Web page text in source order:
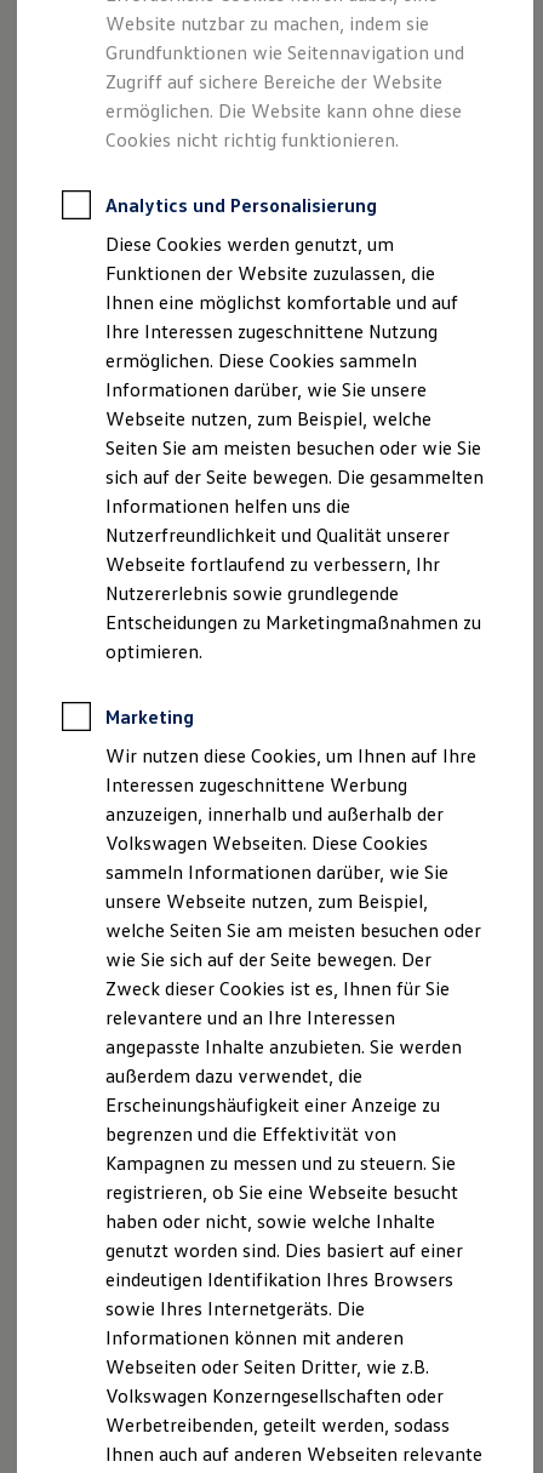
Online-Fahrzeugbewertung
Aktionen & Angebote
E-Auto-Förderung
Für Privatkunden
Für Gewerbekunden
Profi Paket
TopDeal
Zertifizierte Gebrauchtwagen
Für Privatkunden
Für Gewerbekunden
Leasing
Für Privatkunden
Für Gewerbekunden
Versicherungen & Garantien
Garantien
Kfz-Versicherung für Nutzfahrzeuge
Restschuldversicherung
Wartungsverträge
Besitzer & Service
Reparatur & Service
Sommer-Special
Reparatur, Pflege & Inspektion
Servicetermin anfragen
Service-Vorteile bei Volkswagen Nutzfahrzeuge
ServicePlus
Economy Service
Räder & Reifen Service
Ersatzfahrzeuge
Software, Konnektivität & Apps
California App
VW Connect für Ihren ID. Buzz
VW Connect für Ihren Transporter/Caravelle
VW Connect für Ihren Amarok
VW Connect für andere Modelle
Connect Pro
Fleet Interface Data
Multistop Pathfinder
Übersicht Software Updates
Hilfreiches für Besitzer
Fahrerassistenz- und Sicherheitssysteme
Kontrollleuchten
Kurzfahrprofile und Ölverdünnung
XTL-Dieselkraftstoff
Ersatzteile und Betriebsflüssigkeiten
Original Zubehör und Lifestyle Produkte
myVolkswagen
myVolkswagen Business
Elektrisch & Autonom
Elektro - & Hybridfahrzeuge
Unser Ansatz
Klimafreundlicher Strom
Reichweite & Ladelösungen
Reichweitensimulator
Ladezeitensimulator
Ladelösungen für Privatkunden
Ladelösungen für Gewerbekunden
Wallbox und Ladekabel
Förderung & Kosten der Elektrofahrzeuge
Fördermöglichkeiten für Privatkunden
Fördermöglichkeiten für Gewerbekunden
Datenschutzerklärung
Impressum
Autohaus Hans Maier GmbH
Am Kletthamer Feld 11
85435 Erding
Telefon: 08122 / 9 95 85-0
Fax: 08122 / 99585-98
E-Mail:info-erding@autohaus-maier.de
Angaben gemäß § 5 TMG:
Geschäftsführer: Hans Maier jun., Ann-Kathrin Maier
USt. ID-Nummer: DE 233 834 429
Handelsregister: München HRB 112 489
Hinweis gemäß § 36
Verbraucherstreitbeilegungsgesetz (VSBG)
Wir sind zur Teilnahme an einem
Streitbeilegungsverfahren bei folgender
Allgemeine Verbraucherschlichtungsstelle des
Zentrums für Schlichtung e.V.
Straßburger Straße 8
77694 Kehl am Rhein
www.verbraucher-schlichter.de
Zusatzangaben Versicherungsleistungen
Berufsbezeichnung: Gebundener
Versicherungsvertreter nach § 34d Abs. 4 GewO;
Bundesrepublik Deutschland
Aufsichtsbehörde: IHK für München und Oberbayern,
Balanstraße 55-59, 81541 München
Vermittlerregister**:
Register-Nr. D-LBFU-EMXSR-90
Berufsrechtliche Regelungen*:
§ 34d Gewerbeordnung (GewO)
§§ 59-68 Gesetz über den Versicherungsvertrag
(VVG)
Verordnung über die Versicherungsvermittlung
und -beratung (VersVermV)
Website nutzbar zu machen, indem sie
Grundfunktionen wie Seitennavigation und
Zugriff auf sichere Bereiche der Website
ermöglichen. Die Website kann ohne diese
Cookies nicht richtig funktionieren.
Analytics und Personalisierung
Diese Cookies werden genutzt, um
Funktionen der Website zuzulassen, die
Ihnen eine möglichst komfortable und auf
Ihre Interessen zugeschnittene Nutzung
ermöglichen. Diese Cookies sammeln
Informationen darüber, wie Sie unsere
Webseite nutzen, zum Beispiel, welche
Seiten Sie am meisten besuchen oder wie Sie
sich auf der Seite bewegen. Die gesammelten
Informationen helfen uns die
Nutzerfreundlichkeit und Qualität unserer
Webseite fortlaufend zu verbessern, Ihr
Nutzererlebnis sowie grundlegende
Entscheidungen zu Marketingmaßnahmen zu
optimieren.
Marketing
Wir nutzen diese Cookies, um Ihnen auf Ihre
Interessen zugeschnittene Werbung
anzuzeigen, innerhalb und außerhalb der
Volkswagen Webseiten. Diese Cookies
sammeln Informationen darüber, wie Sie
unsere Webseite nutzen, zum Beispiel,
welche Seiten Sie am meisten besuchen oder
wie Sie sich auf der Seite bewegen. Der
Zweck dieser Cookies ist es, Ihnen für Sie
relevantere und an Ihre Interessen
angepasste Inhalte anzubieten. Sie werden
außerdem dazu verwendet, die
Erscheinungshäufigkeit einer Anzeige zu
begrenzen und die Effektivität von
Kampagnen zu messen und zu steuern. Sie
registrieren, ob Sie eine Webseite besucht
haben oder nicht, sowie welche Inhalte
genutzt worden sind. Dies basiert auf einer
eindeutigen Identifikation Ihres Browsers
sowie Ihres Internetgeräts. Die
Informationen können mit anderen
Webseiten oder Seiten Dritter, wie z.B.
Volkswagen Konzerngesellschaften oder
Werbetreibenden, geteilt werden, sodass
Ihnen auch auf anderen Webseiten relevante